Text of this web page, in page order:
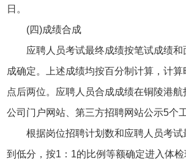
日。
(四)成绩合成
应聘人员考试最终成绩按笔试成绩
成确定。上述成绩均按百分制计算，计
点后两位。应聘人员合成成绩在铜陵港
公司门户网站、第三方招聘网站公示5个
根据岗位招聘计划数和应聘人员考试
到低分，按1：1的比例等额确定进入体